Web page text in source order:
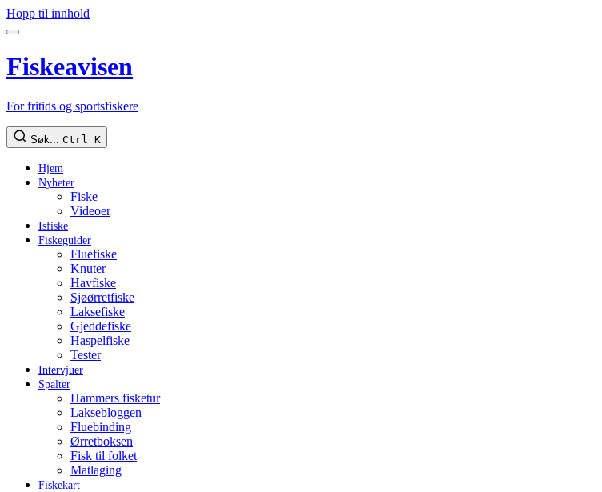
Hopp til innhold
Fiskeavisen
For fritids og sportsfiskere
Søk... Ctrl K
Hjem
Nyheter
Fiske
Videoer
Isfiske
Fiskeguider
Fluefiske
Knuter
Havfiske
Sjøørretfiske
Laksefiske
Gjeddefiske
Haspelfiske
Tester
Intervjuer
Spalter
Hammers fisketur
Laksebloggen
Fluebinding
Ørretboksen
Fisk til folket
Matlaging
Fiskekart